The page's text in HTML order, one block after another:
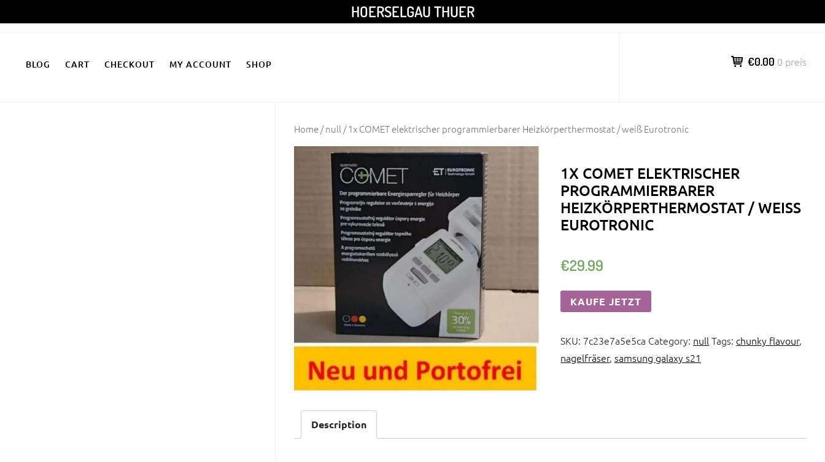
Inhalt
HOERSELGAU THUER
BLOG CART CHECKOUT MY ACCOUNT SHOP €0.00 0 preis
Home/null / 1x COMET elektrischer programmierbarer Heizkörperthermostat / weiß Eurotronic
1X COMET ELEKTRISCHER
PROGRAMMIERBARER
HEIZKÖRPERTHERMOSTAT / WEISS E
UROTRONIC
€29.99
KAUFE JETZT
SKU: 7c23e7a5e5ca Category: nullTags: chunky flavour,
nagelfräser,samsung galaxy s21
Description